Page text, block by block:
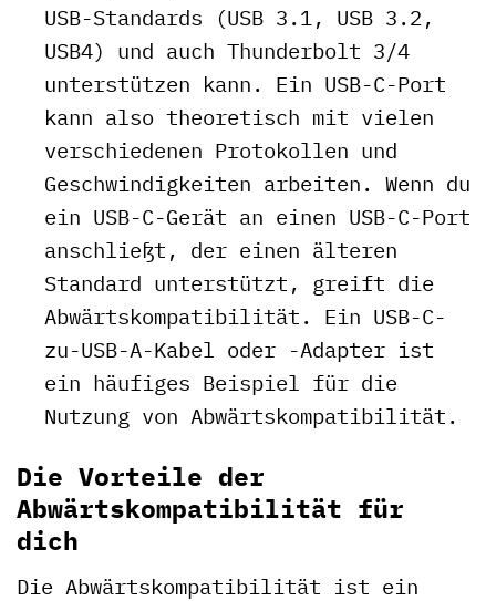
USB-Standards (USB 3.1, USB 3.2,
USB4) und auch Thunderbolt 3/4
unterstützen kann. Ein USB-C-Port
kann also theoretisch mit vielen
verschiedenen Protokollen und
Geschwindigkeiten arbeiten. Wenn du
ein USB-C-Gerät an einen USB-C-Port
anschließt, der einen älteren
Standard unterstützt, greift die
Abwärtskompatibilität. Ein USB-C-
zu-USB-A-Kabel oder -Adapter ist
ein häufiges Beispiel für die
Nutzung von Abwärtskompatibilität.
Die Vorteile der
Abwärtskompatibilität für
dich
Die Abwärtskompatibilität ist ein